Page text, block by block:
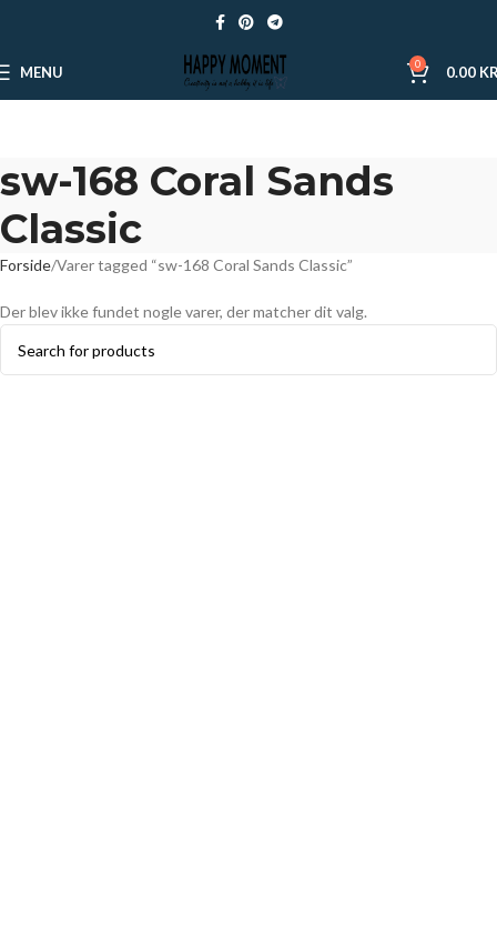
MENU 0 0.00
sw-168 Coral Sands
Classic
Forside Varer tagged “sw-168 Coral Sands Classic”
Der blev ikke fundet nogle varer, der matcher dit valg.